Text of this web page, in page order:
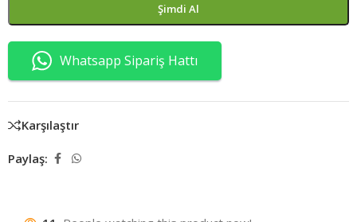
Şimdi Al
Whatsapp Sipariş Hattı
Karşılaştır
Paylaş: